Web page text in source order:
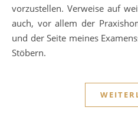
vorzustellen. Verweise auf
auch, vor allem der
und der Seite meines
Stöbern.